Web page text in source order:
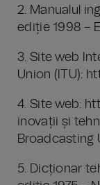
2. Manualul
ediție 1998 –
3. Site web
Union (ITU):
4. Site web:
inovații și
Broadcasting
5. Dicționar